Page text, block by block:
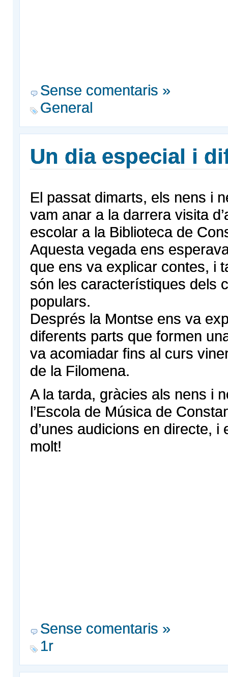
Sense comentaris »
General
Un dia especial i
El passat dimarts, els nens i
vam anar a la darrera visita
escolar a la Biblioteca de
Aquesta vegada ens
que ens va explicar contes, i
són les característiques dels
populars.
Després la Montse ens va
diferents parts que formen
va acomiadar fins al curs
de la Filomena.
A la tarda, gràcies als nens i
l’Escola de Música de
d’unes audicions en directe, i
molt!
Sense comentaris »
1r